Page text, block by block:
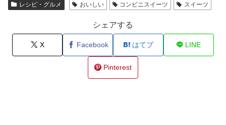
レシピ・グルメ おいしい コンビニスイーツ スイーツ
シェアする
X Facebook はてブ LINE
Pinterest